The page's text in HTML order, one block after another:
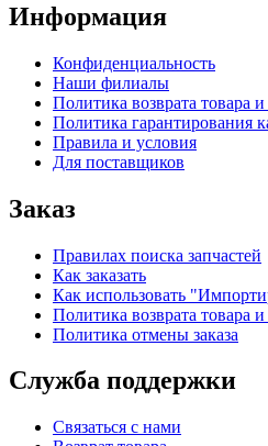
Информация
Конфиденциальность
Наши филиалы
Политика возврата товара и
Политика гарантирования
Правила и условия
Для поставщиков
Заказ
Правилах поиска запчастей
Как заказать
Как использовать
Политика возврата товара и
Политика отмены заказа
Служба поддержки
Связаться с нами